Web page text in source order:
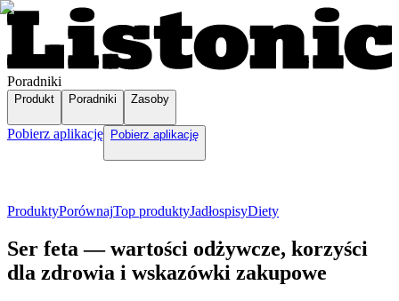
Poradniki
Produkt Poradniki Zasoby
Pobierz aplikację Pobierz aplikację
ProduktyPorównajTop produktyJadłospisyDiety
Ser feta — wartości odżywcze, korzyści
dla zdrowia i wskazówki zakupowe